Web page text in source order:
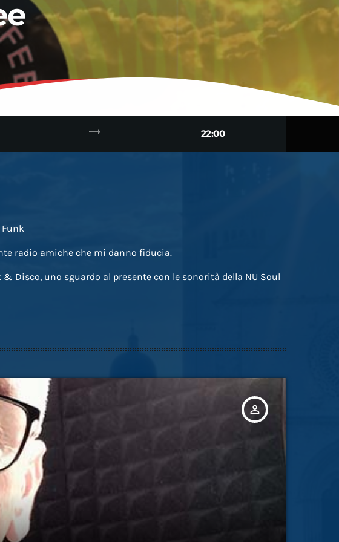
trending_flat 22:00
radio amiche che mi danno fiducia.
Disco, uno sguardo al presente con le sonorità della NU Soul
person_outline